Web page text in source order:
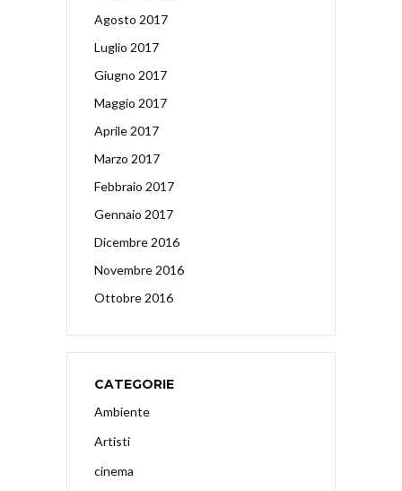
Agosto 2017
Luglio 2017
Giugno 2017
Maggio 2017
Aprile 2017
Marzo 2017
Febbraio 2017
Gennaio 2017
Dicembre 2016
Novembre 2016
Ottobre 2016
CATEGORIE
Ambiente
Artisti
cinema